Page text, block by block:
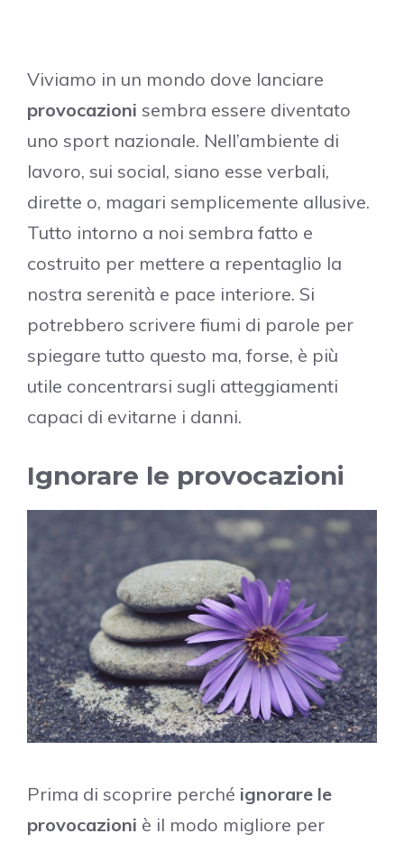
Viviamo in un mondo dove lanciare
provocazioni sembra essere diventato
uno sport nazionale. Nell’ambiente di
lavoro, sui social, siano esse verbali,
dirette o, magari semplicemente allusive.
Tutto intorno a noi sembra fatto e
costruito per mettere a repentaglio la
nostra serenità e pace interiore. Si
potrebbero scrivere fiumi di parole per
spiegare tutto questo ma, forse, è più
utile concentrarsi sugli atteggiamenti
capaci di evitarne i danni.
Ignorare le provocazioni
Prima di scoprire perché ignorare le
provocazioni è il modo migliore per